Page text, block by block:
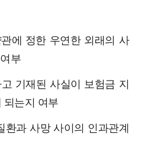
에 정한 우연한 외래의 사
부
기재된 사실이 보험금 지
되는지 여부
환과 사망 사이의 인과관계